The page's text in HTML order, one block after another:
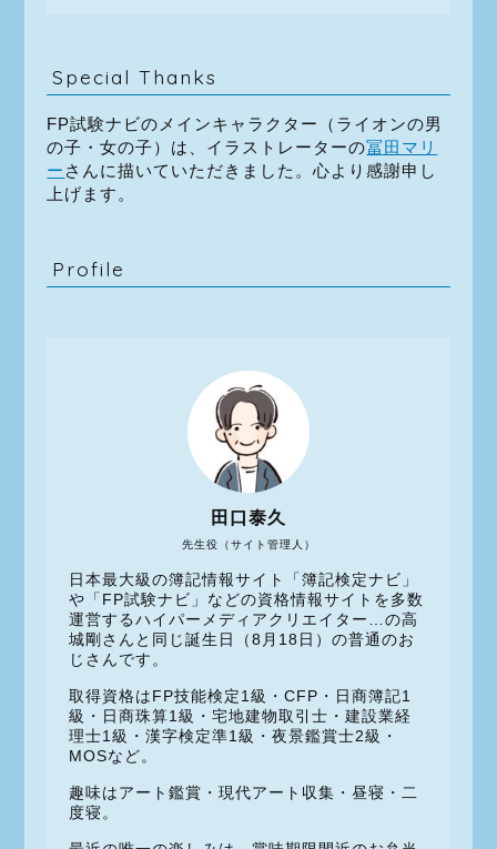
Special Thanks
FP試験ナビのメインキャラクター（ライオンの男
の子・女の子）は、イラストレーターの冨田マリ
ー さんに描いていただきました。心より感謝申し
上げます。
Profile
先生役（サイト管理人）
田口泰久
日本最大級の簿記情報サイト「簿記検定ナビ」
や「FP試験ナビ」などの資格情報サイトを多数
運営するハイパーメディアクリエイター…の高
城剛さんと同じ誕生日（8月18日）の普通のお
じさんです。
取得資格はFP技能検定1級・CFP・日商簿記1
級・日商珠算1級・宅地建物取引士・建設業経
理士1級・漢字検定準1級・夜景鑑賞士2級・
MOSなど。
趣味はアート鑑賞・現代アート収集・昼寝・二
度寝。